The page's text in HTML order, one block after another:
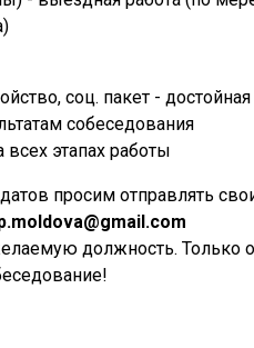
соц. пакет -
собеседования
всех этапах работы
просим отправлять
должность. Только